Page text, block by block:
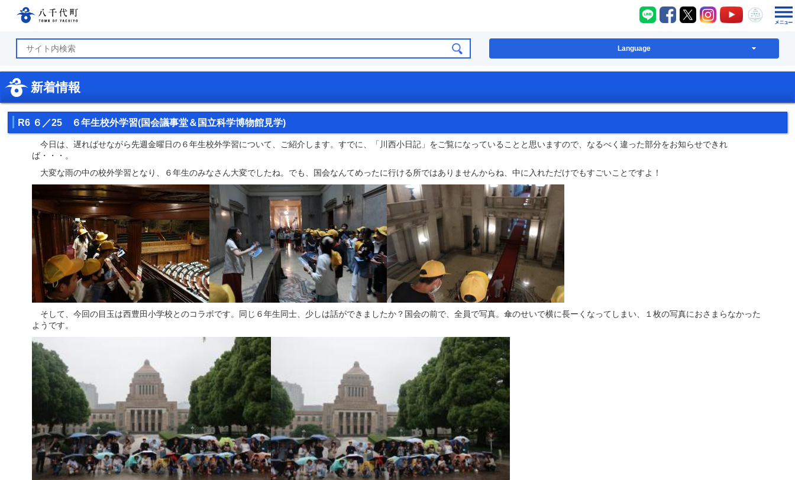
八千代町LINE
八千代町Facebook
八千代町X八千代町Instagram
八千代町八千代
Language
新着情報
R6 ６／25 ６年生校外学習(国会議事堂＆国立科学博物館見学)
今日は、遅ればせながら先週金曜日の６年生校外学習について、ご紹介します。すでに、「川西小日記」をご覧になっていることと思いますので、なるべく違った部分をお知らせできれ
ば・・・。
大変な雨の中の校外学習となり、６年生のみなさん大変でしたね。でも、国会なんてめったに行ける所ではありませんからね、中に入れただけでもすごいことですよ！
そして、今回の目玉は西豊田小学校とのコラボです。同じ６年生同士、少しは話ができましたか？国会の前で、全員で写真。傘のせいで横に長ーくなってしまい、１枚の写真におさまらなかった
ようです。